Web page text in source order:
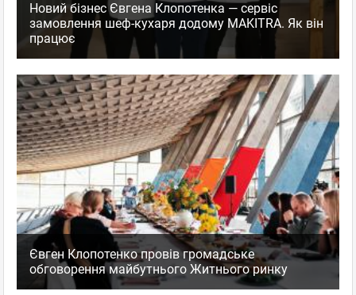
Новий бізнес Євгена Клопотенка — сервіс
замовлення шеф-кухаря додому MAKITRA. Як він
працює
Євген Клопотенко провів громадське
обговорення майбутнього Житнього ринку